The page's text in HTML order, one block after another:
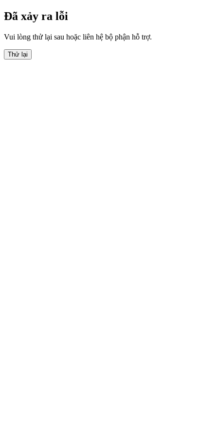
Đã xảy ra lỗi
Vui lòng thử lại sau hoặc liên hệ bộ phận hỗ trợ.
Thử lại